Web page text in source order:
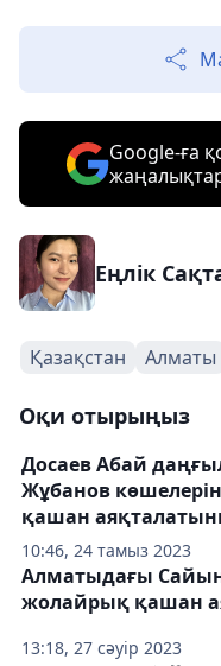
Google-ға
Еңлік
Қазақстан Алматы
Оқи отырыңыз
10:46, 24 тамыз 2023
Досаев Абай
Жұбанов
қашан
13:18, 27 сәуір 2023
Алматыдағы Сайын
жолайрық қашан